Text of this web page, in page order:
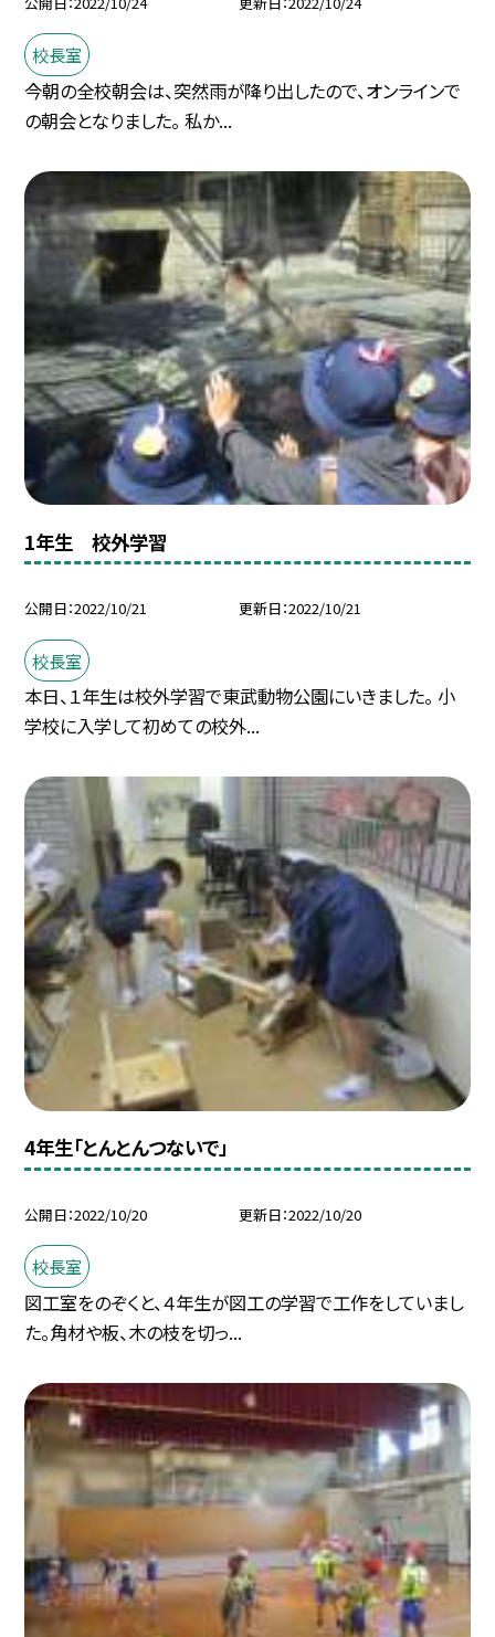
校長室
今朝の全校朝会は、突然雨が降り出したので、オンラインで
の朝会となりました。 私か...
1年生 校外学習
公開日 2022/10/21 更新日 2022/10/21
校長室
本日、１年生は校外学習で東武動物公園にいきました。 小
学校に入学して初めての校外...
4年生「とんとんつないで」
公開日 2022/10/20 更新日 2022/10/20
校長室
図工室をのぞくと、４年生が図工の学習で工作をしていまし
た。角材や板、木の枝を切っ...